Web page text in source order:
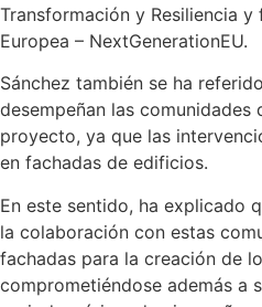
Transformación y Resiliencia
Europea – NextGenerationEU.
Sánchez también se ha
desempeñan las
proyecto, ya que las
en fachadas de edificios.
En este sentido, ha explicado
la colaboración con estas
fachadas para la creación de
comprometiéndose además a